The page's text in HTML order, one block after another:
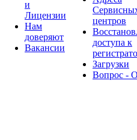
и
Лицензии
Нам
доверяют
Вакансии
центров
доступа к
Загрузки
Вопрос -